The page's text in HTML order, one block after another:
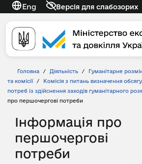
Eng Версія для слабозорих
Головна / Діяльність / Гуманітарне
та комісії
/
Комісія з питань визначення
потреб із здійснення заходів гуманітарного
про першочергові потреби
Інформація про
першочергові
потреби